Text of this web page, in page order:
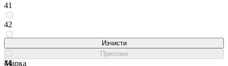
41
42
44
Изчисти
Приложи
Марка